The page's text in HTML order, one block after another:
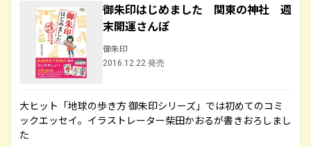
御朱印はじめました 関東の神社 週
末開運さんぽ
御朱印
2016.12.22 発売
大ヒット「地球の歩き方 御朱印シリーズ」では初めてのコミ
ックエッセイ。イラストレーター柴田かおるが書きおろしまし
た